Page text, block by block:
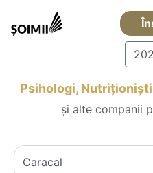
Psihologi,
și alte companii